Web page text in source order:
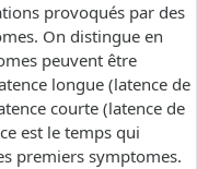
provoqués par des
On distingue en
peuvent être
longue (latence de
courte (latence de
est le temps qui
premiers symptomes.